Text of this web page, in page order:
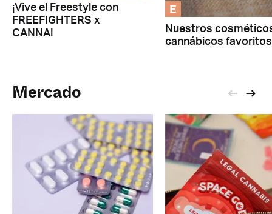
¡Vive el Freestyle con
FREEFIGHTERS x
CANNA!
E
Nuestros
cannábicos favoritos
Mercado